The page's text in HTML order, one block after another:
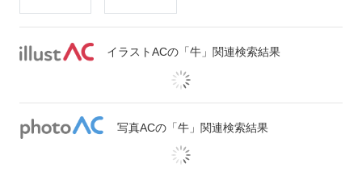
イラストACの「牛」関連検索結果
写真ACの「牛」関連検索結果